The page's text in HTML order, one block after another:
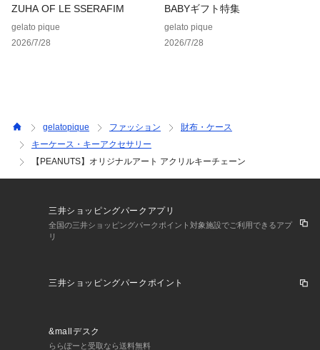
ZUHA OF LE SSERAFIM
gelato pique
2026/7/28
BABYギフト特集
gelato pique
2026/7/28
gelatopique ファッション
財布・ケース
キーケース・キーアクセサリー
【PEANUTS】オリジナルアート アクリルキーチェーン
三井ショッピングパークアプリ
全国の三井ショッピングパークポイント対象施設でご利用できるアプ
リ
三井ショッピングパークポイント
&mallデスク
ららぽーと受取なら送料無料